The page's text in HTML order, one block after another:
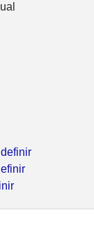
definir